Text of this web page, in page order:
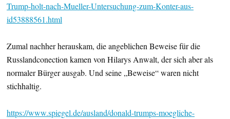
Trump-holt-nach-Mueller-Untersuchung-zum-Konter-aus-
id53888561.html
Zumal nachher herauskam, die angeblichen Beweise für die
Russlandconection kamen von Hilarys Anwalt, der sich aber als
normaler Bürger ausgab. Und seine „Beweise“ waren nicht
stichhaltig.
https://www.spiegel.de/ausland/donald-trumps-moegliche-